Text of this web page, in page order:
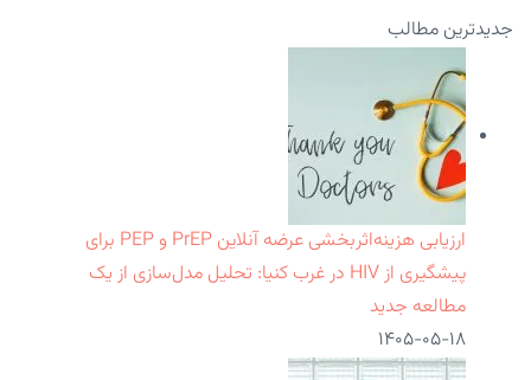
جدیدترین مطالب
ارزیابی هزینه‌اثربخشی عرضه آنلاین PrEP و PEP برای
پیشگیری از HIV در غرب کنیا: تحلیل مدل‌سازی از یک
مطالعه جدید
۱۴۰۵-۰۵-۱۸